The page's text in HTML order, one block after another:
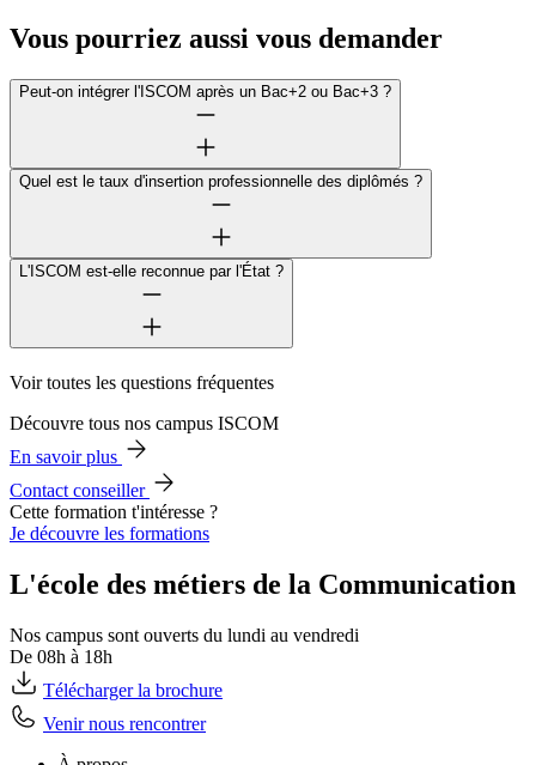
Vous pourriez aussi vous demander
Peut-on intégrer l'ISCOM après un Bac+2 ou Bac+3 ?
Quel est le taux d'insertion professionnelle des diplômés ?
L'ISCOM est-elle reconnue par l'État ?
Voir toutes les questions fréquentes
Découvre tous nos campus ISCOM
En savoir plus
Contact conseiller
Cette formation t'intéresse ?
Je découvre les formations
L'école des métiers de la Communication
Nos campus sont ouverts du lundi au vendredi
De 08h à 18h
Télécharger la brochure
Venir nous rencontrer